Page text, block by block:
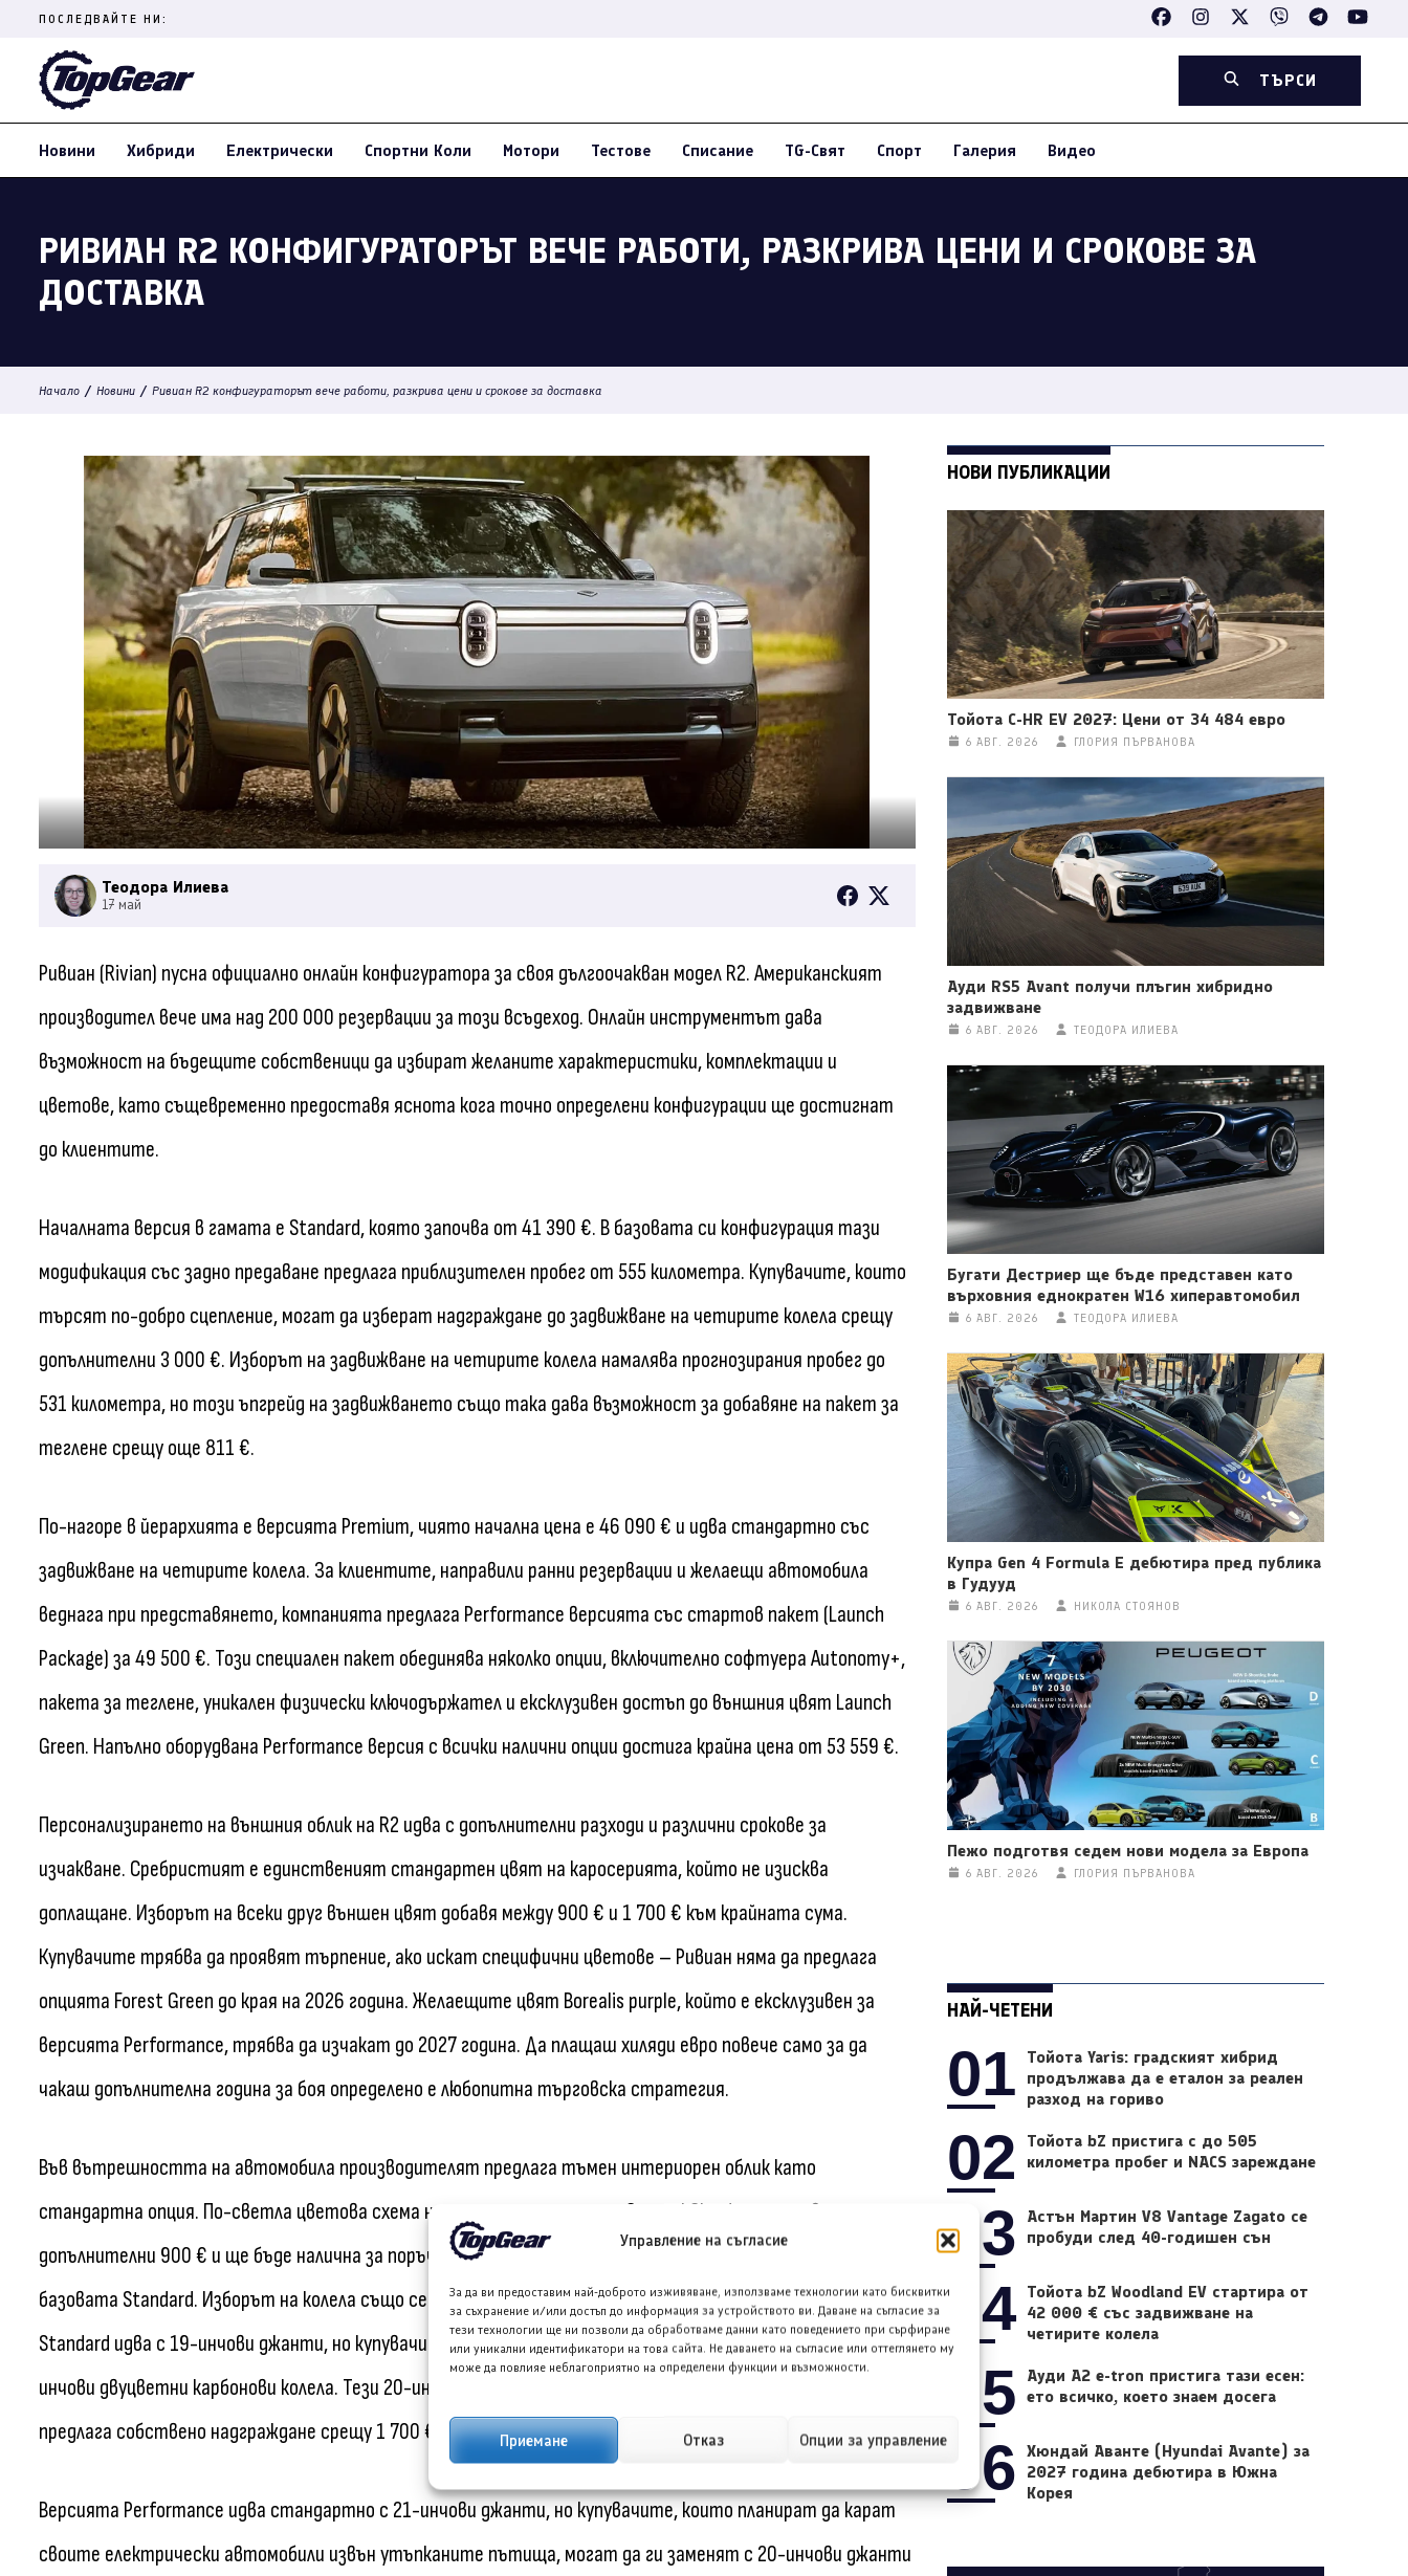
Управление на съгласие
За да ви предоставим най-доброто изживяване, използваме технологии като бисквитки
за съхранение и/или достъп до информация за устройството ви. Даване на съгласие за
тези технологии ще ни позволи да обработваме данни като поведението при сърфиране
или уникални идентификатори на това сайта. Не даването на съгласие или оттеглянето му
може да повлияе неблагоприятно на определени функции и възможности.
Приемане Отказ Опции за управление
content
(Press
ПОСЛЕДВАЙТЕ НИ:
ТЪРСИ
Новини Хибриди Електрически Спортни Коли Мотори Тестове Списание TG-Свят Спорт Галерия Видео
РИВИАН R2 КОНФИГУРАТОРЪТ ВЕЧЕ РАБОТИ, РАЗКРИВА ЦЕНИ И СРОКОВЕ ЗА
ДОСТАВКА
Начало / Новини / Ривиан R2 конфигураторът вече работи, разкрива цени и срокове за доставка
Теодора Илиева
17 май
Ривиан (Rivian) пусна официално онлайн конфигуратора за своя дългоочакван модел R2. Американският
производител вече има над 200 000 резервации за този всъдеход. Онлайн инструментът дава
възможност на бъдещите собственици да избират желаните характеристики, комплектации и
цветове, като същевременно предоставя яснота кога точно определени конфигурации ще достигнат
до клиентите.
Началната версия в гамата е Standard, която започва от 41 390 €. В базовата си конфигурация тази
модификация със задно предаване предлага приблизителен пробег от 555 километра. Купувачите, които
търсят по-добро сцепление, могат да изберат надграждане до задвижване на четирите колела срещу
допълнителни 3 000 €. Изборът на задвижване на четирите колела намалява прогнозирания пробег до
531 километра, но този ъпгрейд на задвижването също така дава възможност за добавяне на пакет за
теглене срещу още 811 €.
По-нагоре в йерархията е версията Premium, чиято начална цена е 46 090 € и идва стандартно със
задвижване на четирите колела. За клиентите, направили ранни резервации и желаещи автомобила
веднага при представянето, компанията предлага Performance версията със стартов пакет (Launch
Package) за 49 500 €. Този специален пакет обединява няколко опции, включително софтуера Autonomy+,
пакета за теглене, уникален физически ключодържател и ексклузивен достъп до външния цвят Launch
Green. Напълно оборудвана Performance версия с всички налични опции достига крайна цена от 53 559 €.
Персонализирането на външния облик на R2 идва с допълнителни разходи и различни срокове за
изчакване. Сребристият е единственият стандартен цвят на каросерията, който не изисква
доплащане. Изборът на всеки друг външен цвят добавя между 900 € и 1 700 € към крайната сума.
Купувачите трябва да проявят търпение, ако искат специфични цветове – Ривиан няма да предлага
опцията Forest Green до края на 2026 година. Желаещите цвят Borealis purple, който е ексклузивен за
версията Performance, трябва да изчакат до 2027 година. Да плащаш хиляди евро повече само за да
чакаш допълнителна година за боя определено е любопитна търговска стратегия.
Във вътрешността на автомобила производителят предлага тъмен интериорен облик като
стандартна опция. По-светла цветова схема на интериора, наречена Coastal Cloud, ще струва
допълнителни 900 € и ще бъде налична за поръчка по-късно тази година за всички версии, освен за
базовата Standard. Изборът на колела също се различава според нивото на оборудване. Версията
Standard идва с 19-инчови джанти, но купувачите могат да доплатят 900 €, за да надградят до 20-
инчови двуцветни карбонови колела. Тези 20-инчови джанти са стандартни за версията Premium, която
предлага собствено надграждане срещу 1 700 € до 21-инчови джанти Liquid Tungsten.
Версията Performance идва стандартно с 21-инчови джанти, но купувачите, които планират да карат
своите електрически автомобили извън утъпканите пътища, могат да ги заменят с 20-инчови джанти
НОВИ ПУБЛИКАЦИИ
Тойота C-HR EV 2027: Цени от 34 484 евро
6 АВГ. 2026 ГЛОРИЯ ПЪРВАНОВА
Ауди RS5 Avant получи плъгин хибридно
задвижване
6 АВГ. 2026 ТЕОДОРА ИЛИЕВА
Бугати Дестриер ще бъде представен като
върховния еднократен W16 хиперавтомобил
6 АВГ. 2026 ТЕОДОРА ИЛИЕВА
Купра Gen 4 Formula E дебютира пред публика
в Гудууд
6 АВГ. 2026 НИКОЛА СТОЯНОВ
Пежо подготвя седем нови модела за Европа
6 АВГ. 2026 ГЛОРИЯ ПЪРВАНОВА
НАЙ-ЧЕТЕНИ
01
Тойота Yaris: градският хибрид
продължава да е еталон за реален
разход на гориво
02
Тойота bZ пристига с до 505
километра пробег и NACS зареждане
03
Астън Мартин V8 Vantage Zagato се
пробуди след 40-годишен сън
04 Тойота bZ Woodland EV стартира от
42 000 € със задвижване на
четирите колела
05
Ауди A2 e-tron пристига тази есен:
ето всичко, което знаем досега
06 Хюндай Аванте (Hyundai Avante) за
2027 година дебютира в Южна
Корея